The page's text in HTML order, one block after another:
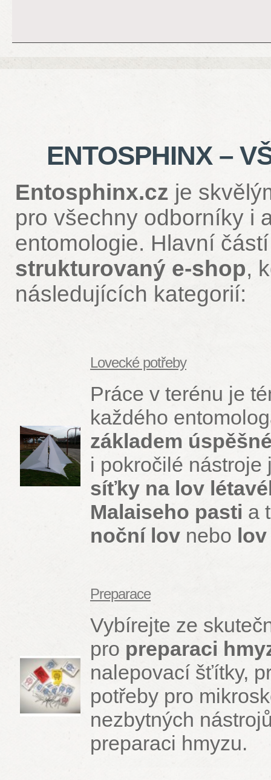
ENTOSPHINX –
Entosphinx.cz je
pro všechny odborníky i
entomologie. Hlavní
strukturovaný e-shop,
následujících kategorií:
Lovecké potřeby
Práce v terénu je
každého
základem
i pokročilé
síťky na lov
Malaiseho pasti a
noční lov nebo lov
Preparace
Vybírejte ze
pro preparaci
nalepovací šťítky,
potřeby pro
nezbytných
preparaci hmyzu.